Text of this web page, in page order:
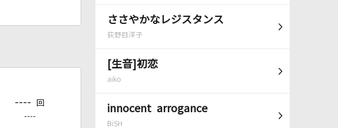
ささやかなレジスタンス
荻野目洋子
[生音]初恋
aiko
innocent arrogance
BiSH
---- 回
----